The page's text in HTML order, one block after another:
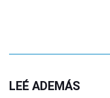
LEÉ ADEMÁS